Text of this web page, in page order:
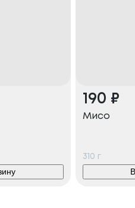
190 ₽
Мисо
310 г